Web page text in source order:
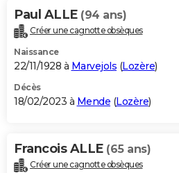
Paul ALLE (94 ans)
Créer une cagnotte obsèques
Naissance
22/11/1928 à Marvejols (Lozère)
Décès
18/02/2023 à Mende (Lozère)
Francois ALLE (65 ans)
Créer une cagnotte obsèques